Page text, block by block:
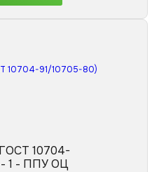
10704-
- 1 - ППУ ОЦ